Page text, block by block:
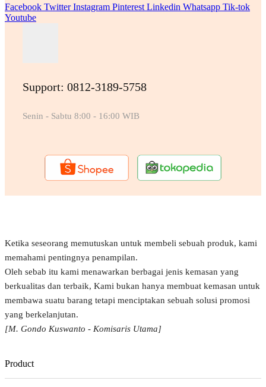
Facebook Twitter Instagram Pinterest Linkedin Whatsapp Tik-tok
Youtube
Support: 0812-3189-5758
Senin - Sabtu 8:00 - 16:00 WIB
Ketika seseorang memutuskan untuk membeli sebuah produk, kami
memahami pentingnya penampilan.
Oleh sebab itu kami menawarkan berbagai jenis kemasan yang
berkualitas dan terbaik, Kami bukan hanya membuat kemasan untuk
membawa suatu barang tetapi menciptakan sebuah solusi promosi
yang berkelanjutan.
[M. Gondo Kuswanto - Komisaris Utama]
Product